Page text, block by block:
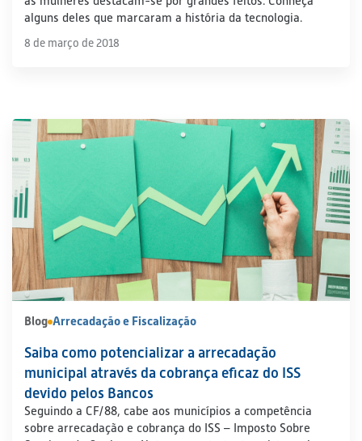
alguns deles que marcaram a história da tecnologia.
8 de março de 2018
Blog Arrecadação e Fiscalização
Saiba como potencializar a arrecadação
municipal através da cobrança eficaz do ISS
devido pelos Bancos
Seguindo a CF/88, cabe aos municípios a competência
sobre arrecadação e cobrança do ISS – Imposto Sobre